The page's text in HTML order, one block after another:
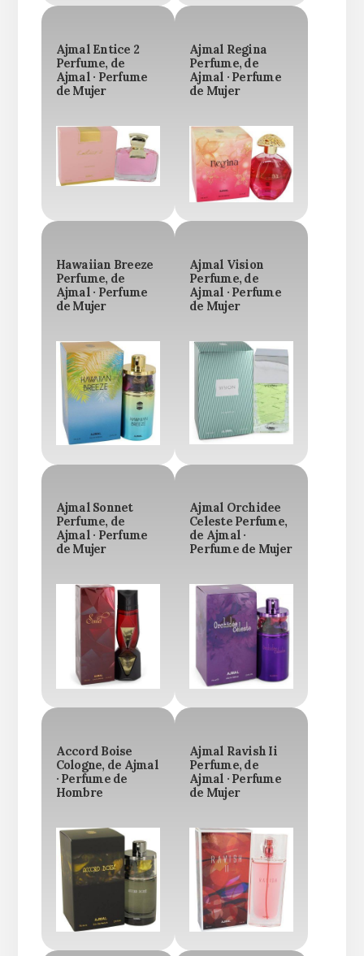
Ajmal Entice 2
Perfume, de
Ajmal · Perfume
de Mujer
Ajmal Regina
Perfume, de
Ajmal · Perfume
de Mujer
Hawaiian Breeze
Perfume, de
Ajmal · Perfume
de Mujer
Ajmal Vision
Perfume, de
Ajmal · Perfume
de Mujer
Ajmal Sonnet
Perfume, de
Ajmal · Perfume
de Mujer
Ajmal Orchidee
Celeste Perfume,
de Ajmal ·
Perfume de Mujer
Accord Boise
Cologne, de Ajmal
· Perfume de
Hombre
Ajmal Ravish Ii
Perfume, de
Ajmal · Perfume
de Mujer